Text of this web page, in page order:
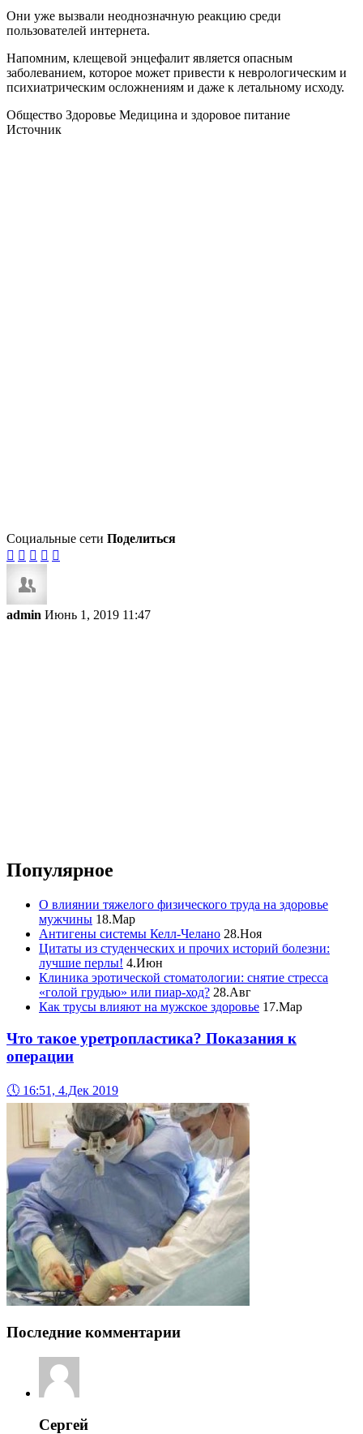
Они уже вызвали неоднозначную реакцию среди
пользователей интернета.
Напомним, клещевой энцефалит является опасным
заболеванием, которое может привести к неврологическим и
психиатрическим осложнениям и даже к летальному исходу.
Общество Здоровье Медицина и здоровое питание
Источник
Социальные сети Поделиться
    
admin Июнь 1, 2019 11:47
Популярное
О влиянии тяжелого физического труда на здоровье
мужчины 18.Мар
Антигены системы Келл-Челано 28.Ноя
Цитаты из студенческих и прочих историй болезни:
лучшие перлы! 4.Июн
Клиника эротической стоматологии: снятие стресса
«голой грудью» или пиар-ход? 28.Авг
Как трусы влияют на мужское здоровье 17.Мар
Что такое уретропластика? Показания к
операции
🕔 16:51, 4.Дек 2019
Последние комментарии
Сергей